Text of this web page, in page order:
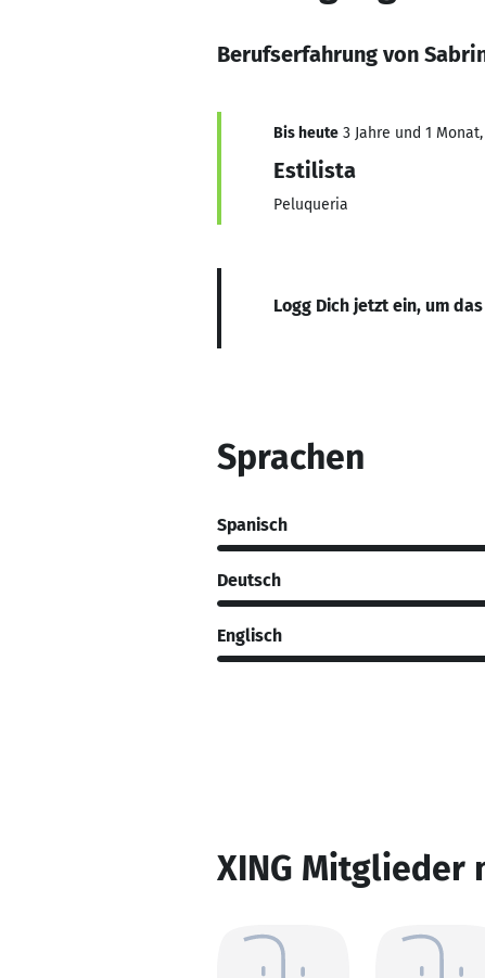
Berufserfahrung von
Bis heute 3 Jahre und 1
Estilista
Peluqueria
Logg Dich jetzt ein, um
Sprachen
Spanisch
Deutsch
Englisch
XING Mitglieder